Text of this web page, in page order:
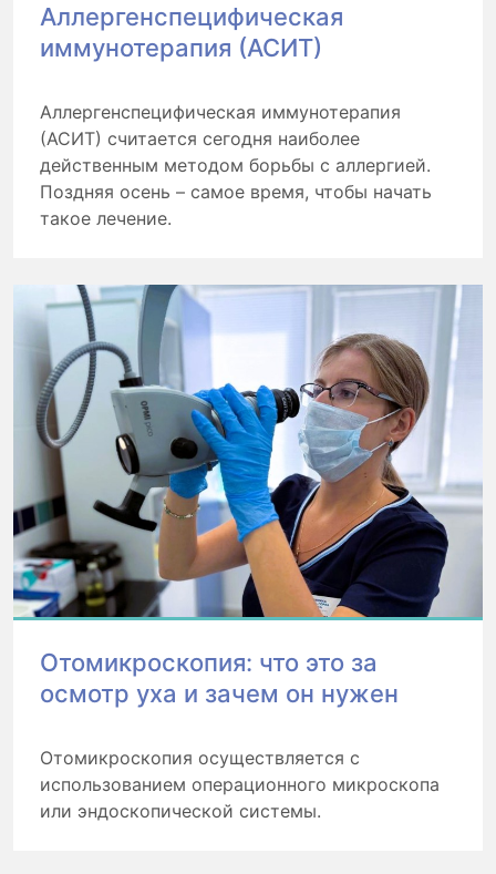
Аллергенспецифическая
иммунотерапия (АСИТ)
Аллергенспецифическая иммунотерапия
(АСИТ) считается сегодня наиболее
действенным методом борьбы с аллергией.
Поздняя осень – самое время, чтобы начать
такое лечение.
Отомикроскопия: что это за
осмотр уха и зачем он нужен
Отомикроскопия осуществляется с
использованием операционного микроскопа
или эндоскопической системы.